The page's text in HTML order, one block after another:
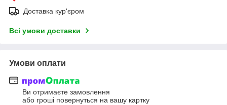
Доставка кур'єром
Всі умови доставки
Умови оплати
Ви отримаєте замовлення
або гроші повернуться на вашу картку